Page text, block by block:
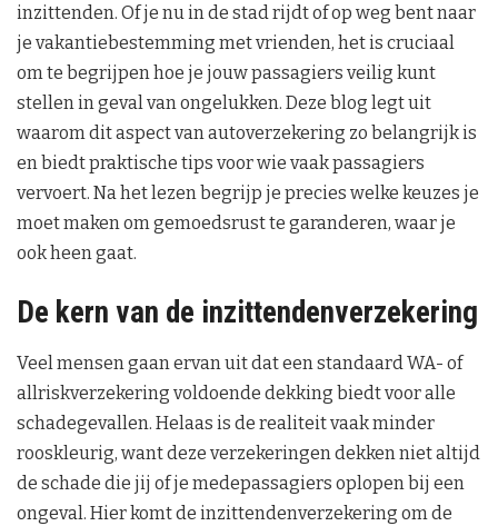
inzittenden. Of je nu in de stad rijdt of op weg bent naar
je vakantiebestemming met vrienden, het is cruciaal
om te begrijpen hoe je jouw passagiers veilig kunt
stellen in geval van ongelukken. Deze blog legt uit
waarom dit aspect van autoverzekering zo belangrijk is
en biedt praktische tips voor wie vaak passagiers
vervoert. Na het lezen begrijp je precies welke keuzes je
moet maken om gemoedsrust te garanderen, waar je
ook heen gaat.
De kern van de inzittendenverzekering
Veel mensen gaan ervan uit dat een standaard WA- of
allriskverzekering voldoende dekking biedt voor alle
schadegevallen. Helaas is de realiteit vaak minder
rooskleurig, want deze verzekeringen dekken niet altijd
de schade die jij of je medepassagiers oplopen bij een
ongeval. Hier komt de inzittendenverzekering om de